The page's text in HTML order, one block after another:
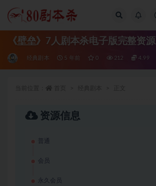
《壁垒》7人剧本杀电子版完整资源
经典剧本 5 年前 0 212 4.99
资源信息
普通
会员
永久会员